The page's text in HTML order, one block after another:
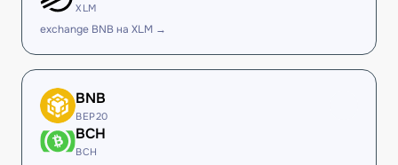
XLM
exchange BNB на XLM →
BNB
BEP20
BCH
BCH